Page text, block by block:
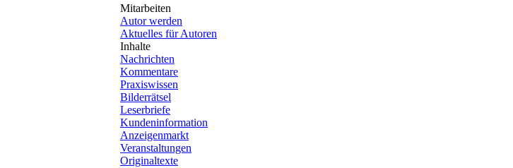
Mitarbeiten
Autor werden
Aktuelles für Autoren
Inhalte
Nachrichten
Kommentare
Praxiswissen
Bilderrätsel
Leserbriefe
Kundeninformation
Anzeigenmarkt
Veranstaltungen
Originaltexte